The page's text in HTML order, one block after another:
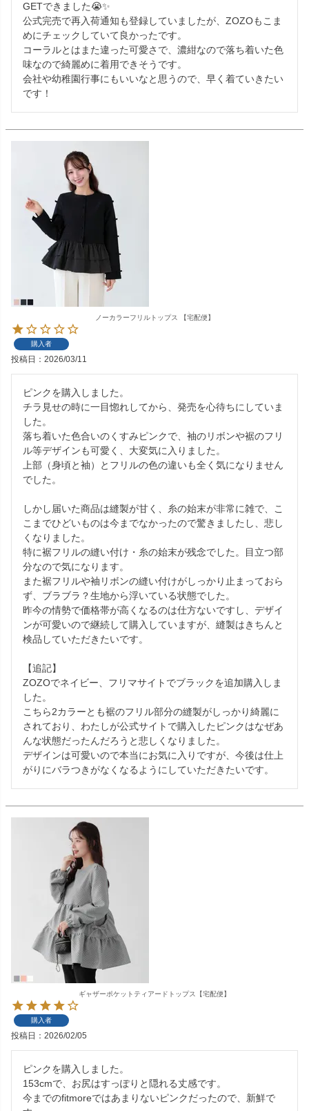
GETできました😭✨
公式完売で再入荷通知も登録していましたが、ZOZOもこま
めにチェックしていて良かったです。
コーラルとはまた違った可愛さで、濃紺なので落ち着いた色
味なので綺麗めに着用できそうです。
会社や幼稚園行事にもいいなと思うので、早く着ていきたい
です！
ノーカラーフリルトップス 【宅配便】
購入者
投稿日 2026/03/11
ピンクを購入しました。
チラ見せの時に一目惚れしてから、発売を心待ちにしていま
した。
落ち着いた色合いのくすみピンクで、袖のリボンや裾のフリ
ル等デザインも可愛く、大変気に入りました。
上部（身頃と袖）とフリルの色の違いも全く気になりません
でした。
しかし届いた商品は縫製が甘く、糸の始末が非常に雑で、こ
こまでひどいものは今までなかったので驚きましたし、悲し
くなりました。
特に裾フリルの縫い付け・糸の始末が残念でした。目立つ部
分なので気になります。
また裾フリルや袖リボンの縫い付けがしっかり止まっておら
ず、ブラブラ？生地から浮いている状態でした。
昨今の情勢で価格帯が高くなるのは仕方ないですし、デザイ
ンが可愛いので継続して購入していますが、縫製はきちんと
検品していただきたいです。
【追記】
ZOZOでネイビー、フリマサイトでブラックを追加購入しま
した。
こちら2カラーとも裾のフリル部分の縫製がしっかり綺麗に
されており、わたしが公式サイトで購入したピンクはなぜあ
んな状態だったんだろうと悲しくなりました。
デザインは可愛いので本当にお気に入りですが、今後は仕上
がりにバラつきがなくなるようにしていただきたいです。
ギャザーポケットティアードトップス【宅配便】
購入者
投稿日 2026/02/05
ピンクを購入しました。
153cmで、お尻はすっぽりと隠れる丈感です。
今までのfitmoreではあまりないピンクだったので、新鮮で